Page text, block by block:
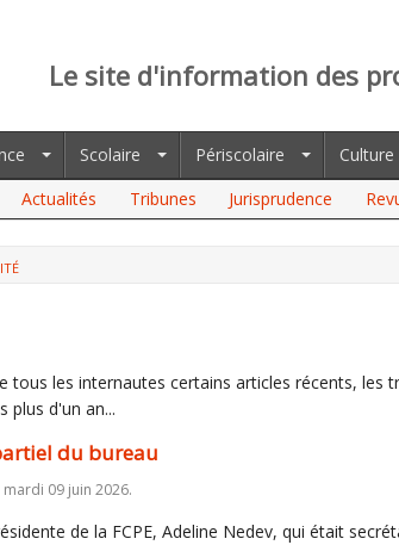
Le site d'information des
Scolaire Périscolaire Culture
Actualités Tribunes Jurisprudence
tous les internautes certains articles récents, les
plus d'un an...
du bureau
mardi 09 juin 2026.
de la FCPE, Adeline Nedev, qui était